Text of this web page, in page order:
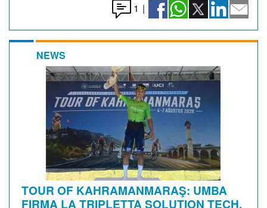
1 |
NEWS
TOUR OF KAHRAMANMARAŞ: UMBA
FIRMA LA TRIPLETTA SOLUTION TECH,